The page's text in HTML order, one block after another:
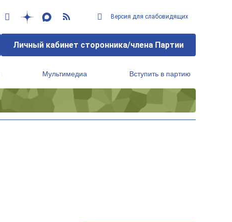
Версия для слабовидящих
Личный кабинет сторонника/члена Партии
Мультимедиа Вступить в партию